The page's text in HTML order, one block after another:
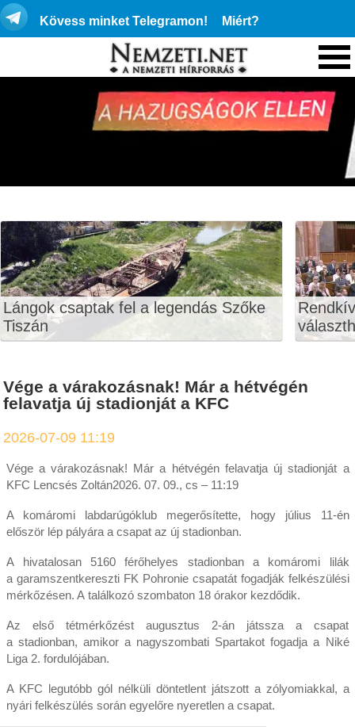
Kövess minket Telegramon! Miért?
Lángok csaptak fel a legendás Szőke
Tiszán
Vége a várakozásnak! Már a hétvégén
felavatja új stadionját a KFC
2026-07-09 11:19
Vége a várakozásnak! Már a hétvégén felavatja új stadionját a
KFC Lencsés Zoltán2026. 07. 09., cs – 11:19
A komáromi labdarúgóklub megerősítette, hogy július 11-én
először lép pályára a csapat az új stadionban.
A hivatalosan 5160 férőhelyes stadionban a komáromi lilák
a garamszentkereszti FK Pohronie csapatát fogadják felkészülési
mérkőzésen. A találkozó szombaton 18 órakor kezdődik.
Az első tétmérkőzést augusztus 2-án játssza a csapat
a stadionban, amikor a nagyszombati Spartakot fogadja a Niké
Liga 2. fordulójában.
A KFC legutóbb gól nélküli döntetlent játszott a zólyomiakkal, a
nyári felkészülés során egyelőre nyeretlen a csapat.